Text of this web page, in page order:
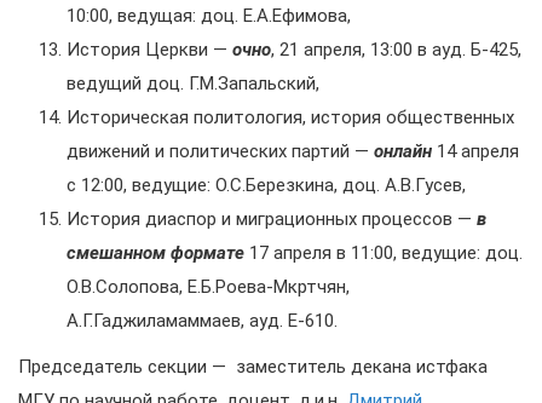
10:00, ведущая: доц. Е.А.Ефимова,
История Церкви — очно, 21 апреля, 13:00 в ауд. Б-425,
ведущий доц. Г.М.Запальский,
Историческая политология, история общественных
движений и политических партий — онлайн 14 апреля
с 12:00, ведущие: О.С.Березкина, доц. А.В.Гусев,
История диаспор и миграционных процессов — в
смешанном формате 17 апреля в 11:00, ведущие: доц.
О.В.Солопова, Е.Б.Роева-Мкртчян,
А.Г.Гаджиламаммаев, ауд. Е-610.
Председатель секции — заместитель декана истфака